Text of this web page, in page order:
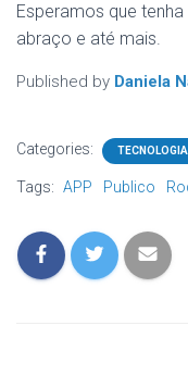
Esperamos que
abraço e até mais.
Published by Daniela
Categories: TECNOLOGIA
Tags: APP Publico